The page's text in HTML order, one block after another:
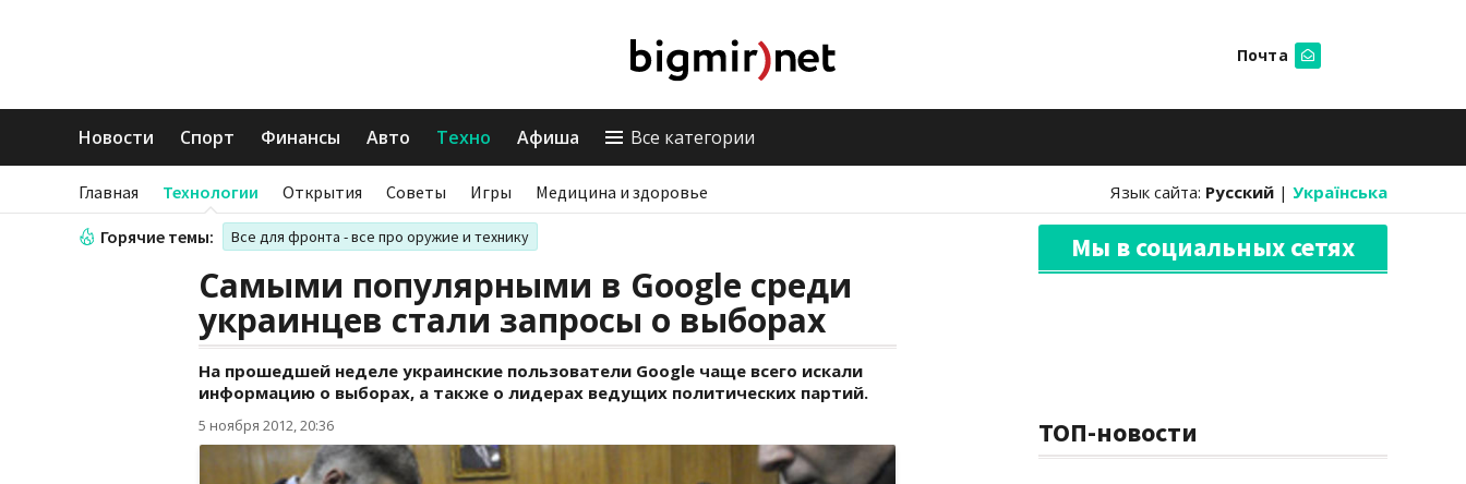
Почта
Новости Спорт Финансы Авто Техно Афиша Все категории
Главная Технологии Открытия Советы Игры Медицина и здоровье Язык сайта: Русский | Українська
Горячие темы: Все для фронта - все про оружие и технику
Самыми популярными в Google среди
украинцев стали запросы о выборах
На прошедшей неделе украинские пользователи Google чаще всего искали
информацию о выборах, а также о лидерах ведущих политических партий.
5 ноября 2012, 20:36
Мы в социальных сетях
ТОП-новости